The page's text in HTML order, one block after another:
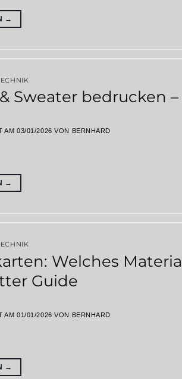
→
Sweater bedrucken
AM03/01/2026 VON BERNHARD
→
Welches
Guide
AM01/01/2026 VON BERNHARD
→